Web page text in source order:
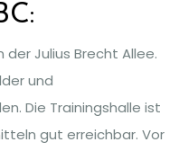
Julius Brecht Allee.
und
Die Trainingshalle ist
gut erreichbar. Vor